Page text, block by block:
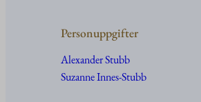
Personuppgifter
Alexander Stubb
Suzanne Innes-Stubb